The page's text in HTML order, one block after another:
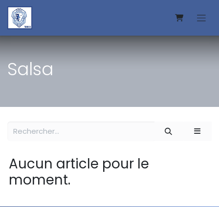
Se rendre au contenu
Salsa
Aucun article pour le
moment.